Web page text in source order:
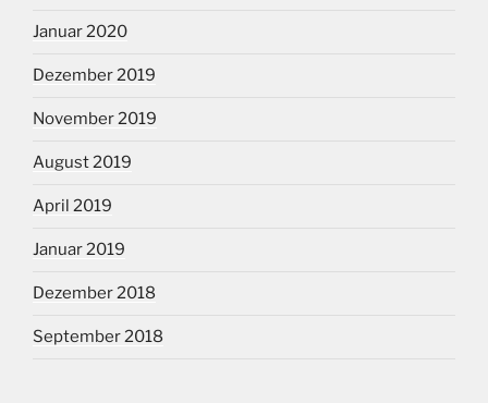
Januar 2020
Dezember 2019
November 2019
August 2019
April 2019
Januar 2019
Dezember 2018
September 2018